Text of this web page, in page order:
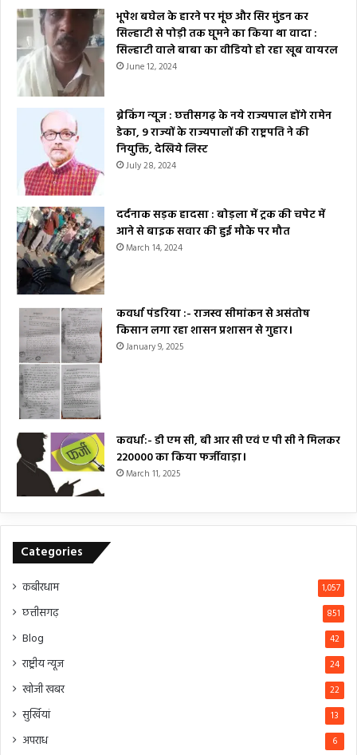
भूपेश बघेल के हारने पर मूंछ और सिर मुंडन कर
सिल्हाटी से पोड़ी तक घूमने का किया था वादा :
सिल्हाटी वाले बाबा का वीडियो हो रहा खूब वायरल
June 12, 2024
ब्रेकिंग न्यूज : छत्तीसगढ़ के नये राज्यपाल होंगे रामेन
डेका, 9 राज्यों के राज्यपालों की राष्ट्रपति ने की
नियुक्ति, देखिये लिस्ट
July 28, 2024
दर्दनाक सड़क हादसा : बोड़ला में ट्रक की चपेट में
आने से बाइक सवार की हुई मौके पर मौत
March 14, 2024
कवर्धा पंडरिया :- राजस्व सीमांकन से असंतोष
किसान लगा रहा शासन प्रशासन से गुहार।
January 9, 2025
कवर्धा:- डी एम सी, बी आर सी एवं ए पी सी ने मिलकर
₹220000 का किया फर्जीवाड़ा।
March 11, 2025
Categories
कबीरधाम 1,057
छत्तीसगढ़ 851
Blog 42
राष्ट्रीय न्यूज 24
खोजी खबर 22
सुर्खियां 13
अपराध 6